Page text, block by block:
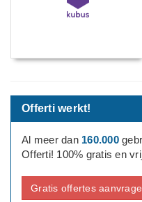
Offerti werkt!
Al meer dan 160.000
Offerti! 100% gratis en
Gratis offertes